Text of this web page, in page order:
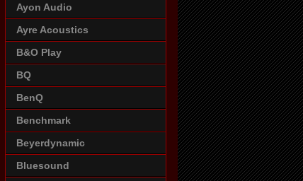
Ayon Audio
Ayre Acoustics
B&O Play
BQ
BenQ
Benchmark
Beyerdynamic
Bluesound